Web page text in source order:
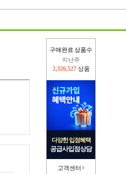
구매완료 상품수
이번주
2,309,404 상품
다양한 입점혜택
공급사입점상담
고객센터